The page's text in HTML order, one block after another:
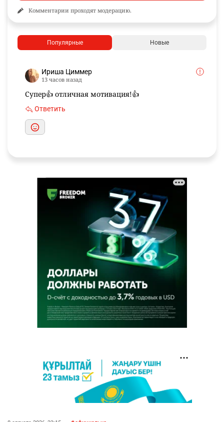
Комментарии проходят модерацию.
Популярные Новые
Ириша Циммер
13 часов назад
Супер👍 отличная мотивация!👍
Ответить